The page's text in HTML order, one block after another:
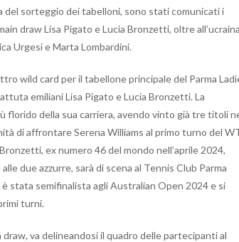
del sorteggio dei tabelloni, sono stati comunicati i
draw Lisa Pigato e Lucia Bronzetti, oltre all’ucraina
Urgesi e Marta Lombardini.
wild card per il tabellone principale del Parma
emiliani Lisa Pigato e Lucia Bronzetti. La
florido della sua carriera, avendo vinto già tre titoli
di affrontare Serena Williams al primo turno del
ex numero 46 del mondo nell’aprile 2024,
due azzurre, sarà di scena al Tennis Club Parma
stata semifinalista agli Australian Open 2024 e si
turni.
va delineandosi il quadro delle partecipanti al